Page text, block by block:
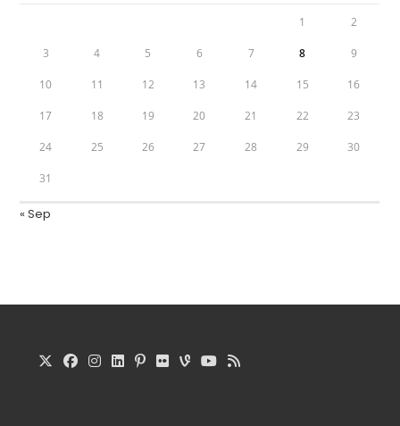
1 2
3 4 5 6 7 8 9
10 11 12 13 14 15 16
17 18 19 20 21 22 23
24 25 26 27 28 29 30
31
« Sep